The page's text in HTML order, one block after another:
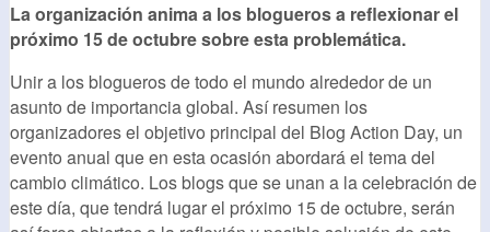
La organización anima a los blogueros a reflexionar el
próximo 15 de octubre sobre esta problemática.
Unir a los blogueros de todo el mundo alrededor de un
asunto de importancia global. Así resumen los
organizadores el objetivo principal del Blog Action Day, un
evento anual que en esta ocasión abordará el tema del
cambio climático. Los blogs que se unan a la celebración de
este día, que tendrá lugar el próximo 15 de octubre, serán